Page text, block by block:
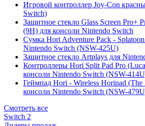
Игровой контроллер Joy-Con
Switch)
Защитное стекло Glass Screen Pro+
(9H) для консоли Nintendo Switch
Сумка Hori Adventure Pack -
Nintendo Switch (NSW-425U)
Защитное стекло Artplays для
Контроллеры Hori Split Pad Pro
консоли Nintendo Switch (NSW-
Геймпад Hori - Wireless Horipad (The
консоли Nintendo Switch (NSW-
Смотреть все
Switch 2